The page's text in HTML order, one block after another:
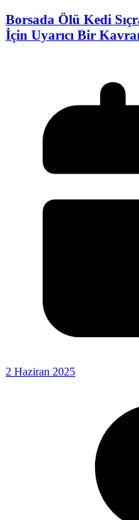
Borsada Ölü Kedi
İçin Uyarıcı Bir
2 Haziran 2025